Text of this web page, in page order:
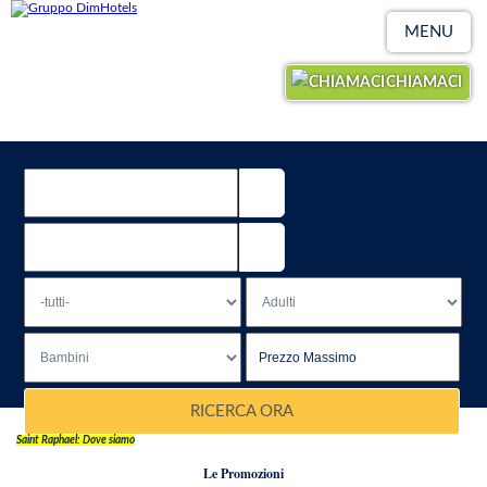
MENU
CHIAMACI
RICERCA ORA
Saint Raphael: Dove siamo
Le Promozioni